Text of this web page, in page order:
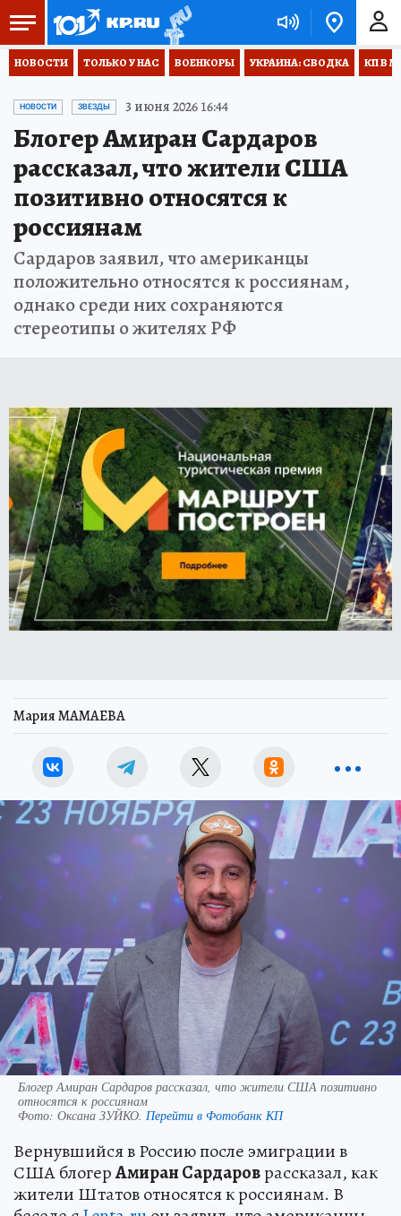
НОВОСТИ ТОЛЬКО У НАС ВОЕНКОРЫ УКРАИНА: СВОДКА КП В
НОВОСТИ ЗВЕЗДЫ 3 июня 2026 16:44
Блогер Амиран Сардаров
рассказал, что жители США
позитивно относятся к
россиянам
Сардаров заявил, что американцы
положительно относятся к россиянам,
однако среди них сохраняются
стереотипы о жителях РФ
Мария МАМАЕВА
Блогер Амиран Сардаров рассказал, что жители США позитивно
относятся к россиянам
Фото: Оксана ЗУЙКО. Перейти в Фотобанк КП
Вернувшийся в Россию после эмиграции в
США блогерАмиран Сардароврассказал, как
жители Штатов относятся к россиянам. В